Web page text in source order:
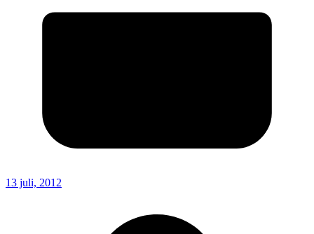
13 juli, 2012